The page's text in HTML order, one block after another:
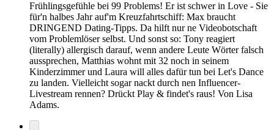
Frühlingsgefühle bei 99 Problems! Er ist schwer in Love - Sie
für'n halbes Jahr auf'm Kreuzfahrtschiff: Max braucht
DRINGEND Dating-Tipps. Da hilft nur ne Videobotschaft
vom Problemlöser selbst. Und sonst so: Tony reagiert
(literally) allergisch darauf, wenn andere Leute Wörter falsch
aussprechen, Matthias wohnt mit 32 noch in seinem
Kinderzimmer und Laura will alles dafür tun bei Let's Dance
zu landen. Vielleicht sogar nackt durch nen Influencer-
Livestream rennen? Drückt Play & findet's raus! Von Lisa
Adams.